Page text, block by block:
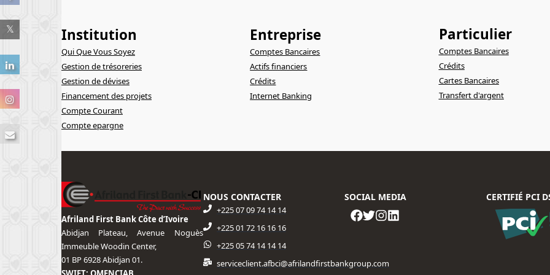
Institution
Qui Que Vous Soyez
Gestion de trésoreries
Gestion de dévises
Financement des projets
Compte Courant
Compte epargne
Entreprise
Comptes Bancaires
Actifs financiers
Crédits
Internet Banking
Particulier
Comptes Bancaires
Crédits
Cartes Bancaires
Transfert d'argent
Afriland First Bank Côte d’Ivoire
Abidjan Plateau, Avenue Noguès
Immeuble Woodin Center,
01 BP 6928 Abidjan 01.
NOUS CONTACTER
+225 07 09 74 14 14
+225 01 72 16 16 16​
+225 05 74 14 14 14
serviceclient.afbci@afrilandfirstbankgroup.com
SOCIAL MEDIA CERTIFIÉ PCI